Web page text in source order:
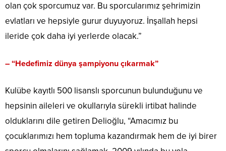
olan çok sporcumuz var. Bu sporcularımız şehrimizin
evlatları ve hepsiyle gurur duyuyoruz. İnşallah hepsi
ileride çok daha iyi yerlerde olacak.”
– “Hedefimiz dünya şampiyonu çıkarmak”
Kulübe kayıtlı 500 lisanslı sporcunun bulunduğunu ve
hepsinin aileleri ve okullarıyla sürekli irtibat halinde
olduklarını dile getiren Delioğlu, “Amacımız bu
çocuklarımızı hem topluma kazandırmak hem de iyi birer